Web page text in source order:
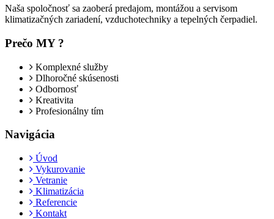
Naša spoločnosť sa zaoberá predajom, montážou a servisom
klimatizačných zariadení, vzduchotechniky a tepelných čerpadiel.
Prečo MY ?
Komplexné služby
Dlhoročné skúsenosti
Odbornosť
Kreativita
Profesionálny tím
Navigácia
Úvod
Vykurovanie
Vetranie
Klimatizácia
Referencie
Kontakt